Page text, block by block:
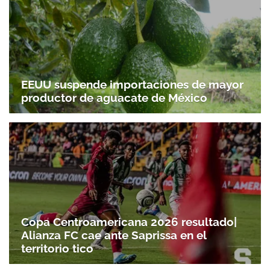
EEUU suspende importaciones de mayor
productor de aguacate de México
Copa Centroamericana 2026 resultado|
Alianza FC cae ante Saprissa en el
territorio tico